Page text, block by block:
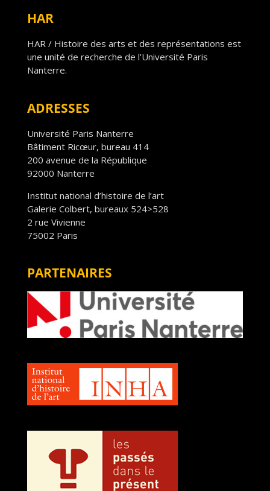
HAR
HAR / Histoire des arts et des représentations est
une unité de recherche de l’Université Paris
Nanterre.
ADRESSES
Université Paris Nanterre
Bâtiment Ricœur, bureau 414
200 avenue de la République
92000 Nanterre
Institut national d’histoire de l’art
Galerie Colbert, bureaux 524>528
2 rue Vivienne
75002 Paris
PARTENAIRES